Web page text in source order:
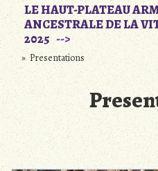
LE HAUT-PLATEAU
ANCESTRALE DE LA
2025
» Presentations